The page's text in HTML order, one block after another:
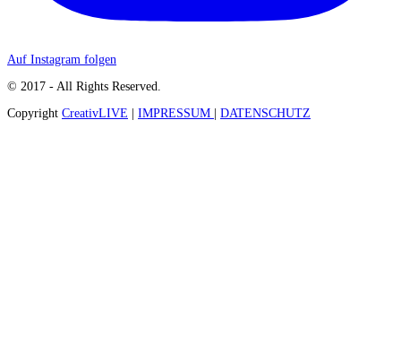
Auf Instagram folgen
© 2017 - All Rights Reserved.
Copyright CreativLIVE IMPRESSUM DATENSCHUTZ